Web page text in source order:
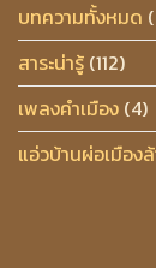
บทความทั้งหมด
สาระน่ารู้ (112)
เพลงคำเมือง (4)
แอ่วบ้านผ่อเมือง